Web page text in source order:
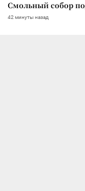
Смольный собор
42 минуты назад